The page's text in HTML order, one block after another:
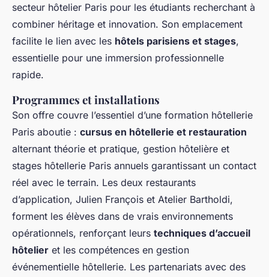
secteur hôtelier Paris pour les étudiants recherchant à
combiner héritage et innovation. Son emplacement
facilite le lien avec les hôtels parisiens et stages,
essentielle pour une immersion professionnelle
rapide.
Programmes et installations
Son offre couvre l’essentiel d’une formation hôtellerie
Paris aboutie : cursus en hôtellerie et restauration
alternant théorie et pratique, gestion hôtelière et
stages hôtellerie Paris annuels garantissant un contact
réel avec le terrain. Les deux restaurants
d’application, Julien François et Atelier Bartholdi,
forment les élèves dans de vrais environnements
opérationnels, renforçant leurs techniques d’accueil
hôtelier et les compétences en gestion
événementielle hôtellerie. Les partenariats avec des